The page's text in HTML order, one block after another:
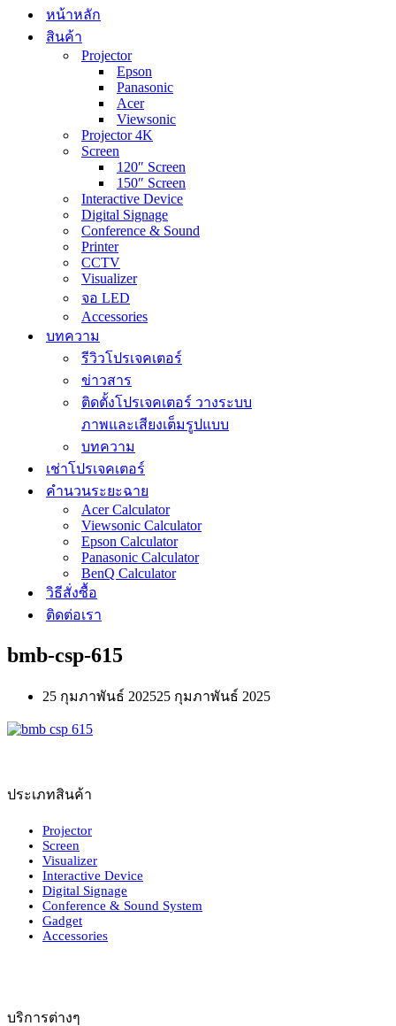
หน้าหลัก
สินค้า
Projector
Epson
Panasonic
Acer
Viewsonic
Projector 4K
Screen
120″ Screen
150″ Screen
Interactive Device
Digital Signage
Conference & Sound
Printer
CCTV
Visualizer
จอ LED
Accessories
บทความ
รีวิวโปรเจคเตอร์
ข่าวสาร
ติดตั้งโปรเจคเตอร์ วางระบบ
ภาพและเสียงเต็มรูปแบบ
บทความ
เช่าโปรเจคเตอร์
คำนวนระยะฉาย
Acer Calculator
Viewsonic Calculator
Epson Calculator
Panasonic Calculator
BenQ Calculator
วิธีสั่งซื้อ
ติดต่อเรา
bmb-csp-615
25 กุมภาพันธ์ 202525 กุมภาพันธ์ 2025
ประเภทสินค้า
Projector
Screen
Visualizer
Interactive Device
Digital Signage
Conference & Sound System
Gadget
Accessories
บริการต่างๆ